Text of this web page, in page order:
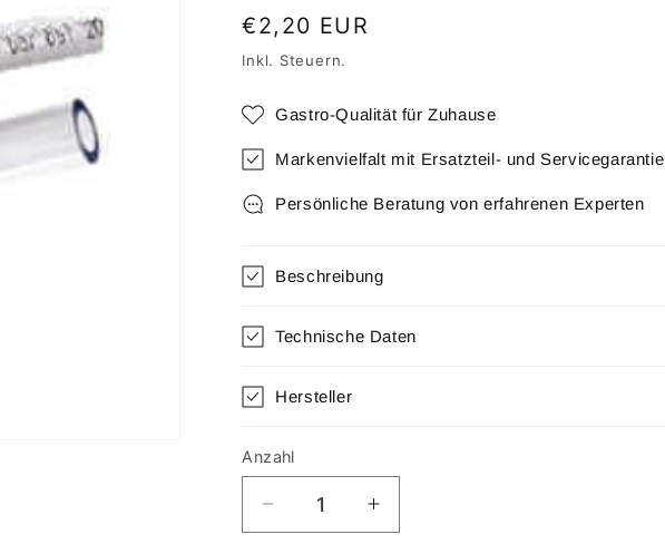
Normaler
Preis
€2,20 EUR
Inkl. Steuern.
Gastro-Qualität für Zuhause
Markenvielfalt mit Ersatzteil- und Servicegarantie
Persönliche Beratung von erfahrenen Experten
Beschreibung
Technische Daten
Hersteller
Anzahl
Anzahl
Verringere
Erhöhe